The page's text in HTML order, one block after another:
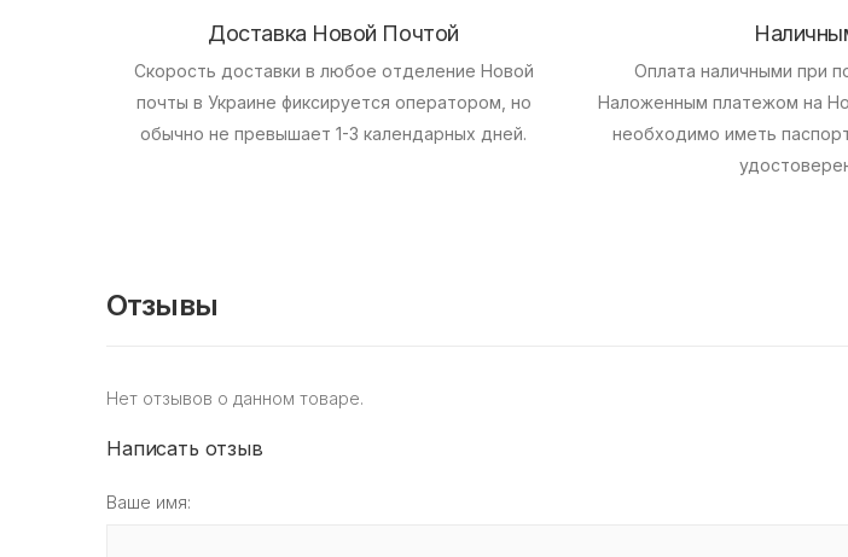
Доставка Новой Почтой
Скорость доставки в любое отделение Новой
почты в Украине фиксируется оператором, но
обычно не превышает 1-3 календарных дней.
Оплата наличными при
Наложенным платежом на
необходимо иметь
Отзывы
Нет отзывов о данном товаре.
Написать отзыв
Ваше имя: